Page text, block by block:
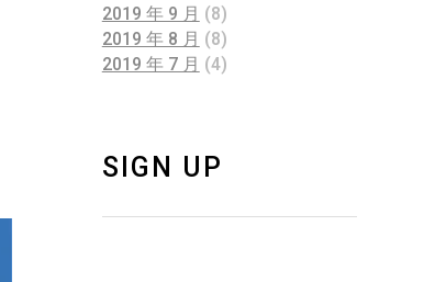
2019 年 9 月 (8)
2019 年 8 月 (8)
2019 年 7 月 (4)
SIGN UP